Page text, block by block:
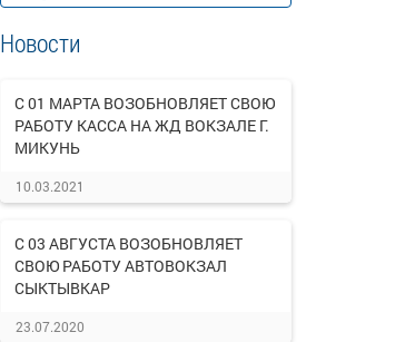
Новости
С 01 МАРТА ВОЗОБНОВЛЯЕТ СВОЮ
РАБОТУ КАССА НА ЖД ВОКЗАЛЕ Г.
МИКУНЬ
10.03.2021
С 03 АВГУСТА ВОЗОБНОВЛЯЕТ
СВОЮ РАБОТУ АВТОВОКЗАЛ
СЫКТЫВКАР
23.07.2020